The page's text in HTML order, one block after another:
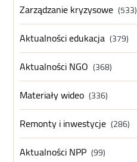
Zarządzanie kryzysowe (533)
Aktualności edukacja (379)
Aktualności NGO (368)
Materiały wideo (336)
Remonty i inwestycje (286)
Aktualności NPP (99)